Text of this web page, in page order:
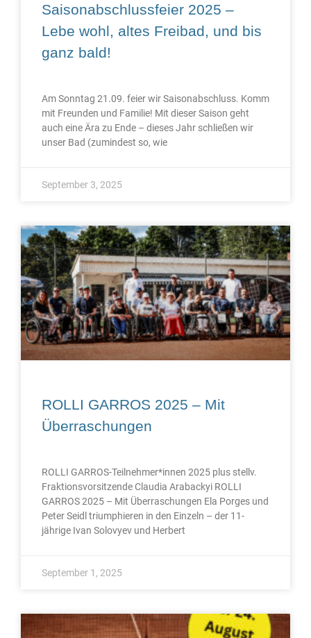
Saisonabschlussfeier 2025 –
Lebe wohl, altes Freibad, und bis
ganz bald!
Am Sonntag 21.09. feier wir Saisonabschluss. Komm
mit Freunden und Familie! Mit dieser Saison geht
auch eine Ära zu Ende – dieses Jahr schließen wir
unser Bad (zumindest so, wie
September 3, 2025
ROLLI GARROS 2025 – Mit
Überraschungen
ROLLI GARROS-Teilnehmer*innen 2025 plus stellv.
Fraktionsvorsitzende Claudia Arabackyi ROLLI
GARROS 2025 – Mit Überraschungen Ela Porges und
Peter Seidl triumphieren in den Einzeln – der 11-
jährige Ivan Solovyev und Herbert
September 1, 2025